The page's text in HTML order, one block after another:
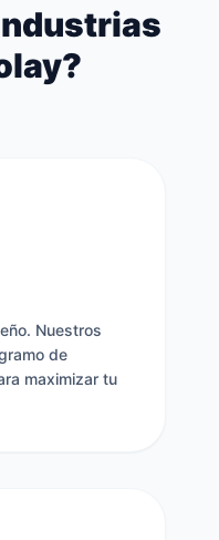
Nuestros
de
maximizar tu